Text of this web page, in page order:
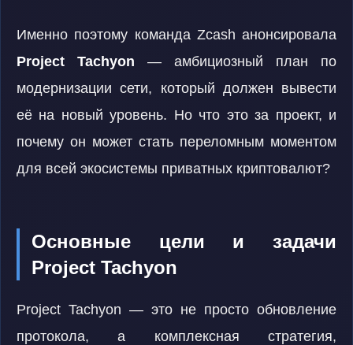
Именно поэтому команда Zcash анонсировала
Project Tachyon — амбициозный план по
модернизации сети, который должен вывести
её на новый уровень. Но что это за проект, и
почему он может стать переломным моментом
для всей экосистемы приватных криптовалют?
Основные цели и задачи
Project Tachyon
Project Tachyon — это не просто обновление
протокола, а комплексная стратегия,